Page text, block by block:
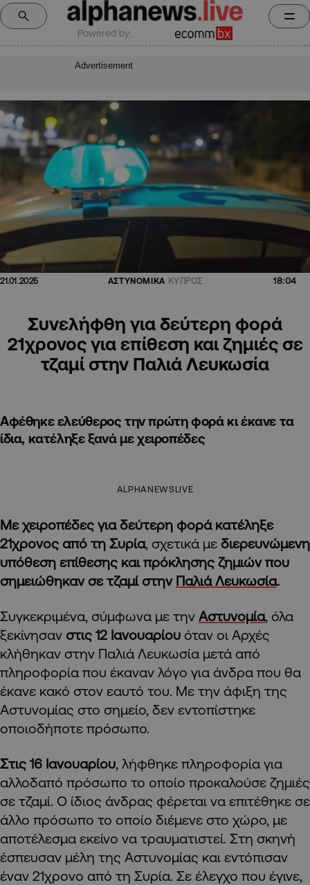
Powered by:
Advertisement
21.01.2025 ΑΣΤΥΝΟΜΙΚΑ ΚΥΠΡΟΣ 18:04
Συνελήφθη για δεύτερη φορά
21χρονος για επίθεση και ζημιές σε
τζαμί στην Παλιά Λευκωσία
Αφέθηκε ελεύθερος την πρώτη φορά κι έκανε τα
ίδια, κατέληξε ξανά με χειροπέδες
ALPHANEWSLIVE
Με χειροπέδες για δεύτερη φορά κατέληξε
21χρονος από τη Συρία, σχετικά με διερευνώμενη
υπόθεση επίθεσης και πρόκλησης ζημιών που
σημειώθηκαν σε τζαμί στην Παλιά Λευκωσία.
Συγκεκριμένα, σύμφωνα με την Αστυνομία, όλα
ξεκίνησαν στις 12 Ιανουαρίου όταν οι Αρχές
κλήθηκαν στην Παλιά Λευκωσία μετά από
πληροφορία που έκαναν λόγο για άνδρα που θα
έκανε κακό στον εαυτό του. Με την άφιξη της
Αστυνομίας στο σημείο, δεν εντοπίστηκε
οποιοδήποτε πρόσωπο.
Στις 16 Ιανουαρίου, λήφθηκε πληροφορία για
αλλοδαπό πρόσωπο το οποίο προκαλούσε ζημιές
σε τζαμί. Ο ίδιος άνδρας φέρεται να επιτέθηκε σε
άλλο πρόσωπο το οποίο διέμενε στο χώρο, με
αποτέλεσμα εκείνο να τραυματιστεί. Στη σκηνή
έσπευσαν μέλη της Αστυνομίας και εντόπισαν
έναν 21χρονο από τη Συρία. Σε έλεγχο που έγινε,